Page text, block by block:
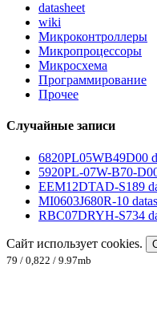
datasheet
wiki
Микроконтроллеры
Микропроцессоры
Микросхема
Программирование
Прочее
Случайные записи
6820PL05WB49D00
5920PL-07W-B70-
EEM12DTAD-S189
MI0603J680R-10
RBC07DRYH-S734
Сайт использует cookies.
79 / 0,822 / 9.97mb